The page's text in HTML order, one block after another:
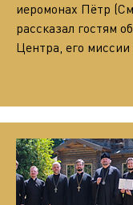
иеромонах Пётр
рассказал гостям
Центра, его